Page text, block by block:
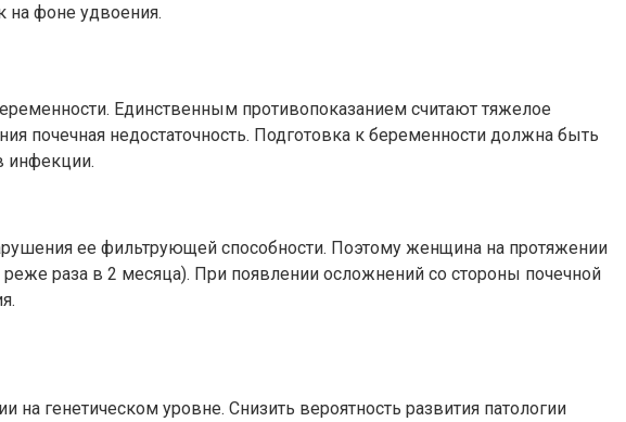
на фоне удвоения.
Единственным противопоказанием считают тяжелое
почечная недостаточность. Подготовка к беременности должна быть
инфекции.
ее фильтрующей способности. Поэтому женщина на протяжении
реже раза в 2 месяца). При появлении осложнений со стороны почечной
генетическом уровне. Снизить вероятность развития патологии